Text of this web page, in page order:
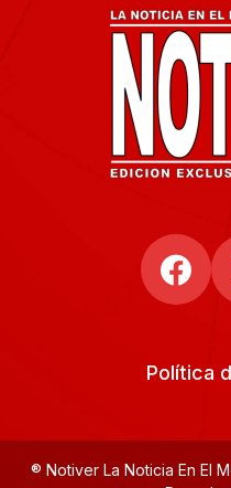
Política
® Notiver La Noticia En El